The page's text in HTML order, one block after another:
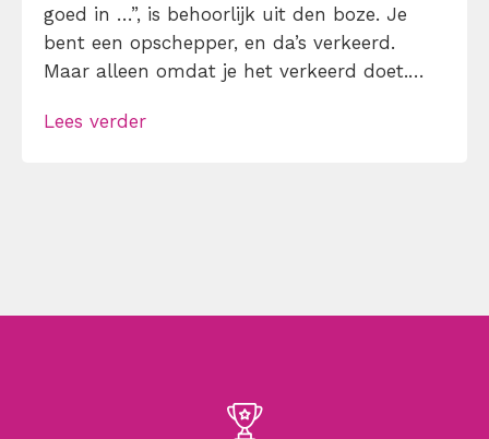
goed in …”, is behoorlijk uit den boze. Je
bent een opschepper, en da’s verkeerd.
Maar alleen omdat je het verkeerd doet.
dan mag zelf-lof best, in een sollicitatie of
Lees verder